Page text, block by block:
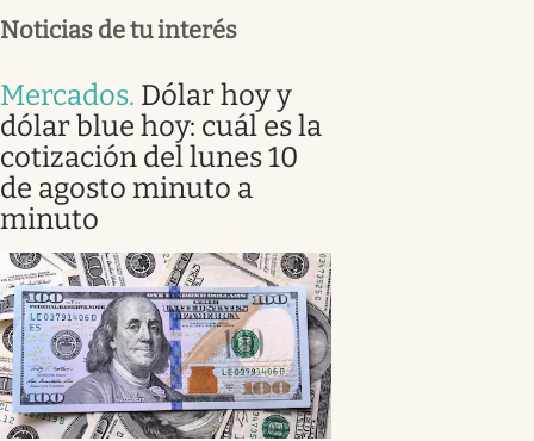
Noticias de tu interés
Mercados. Dólar hoy y
dólar blue hoy: cuál es la
cotización del lunes 10
de agosto minuto a
minuto